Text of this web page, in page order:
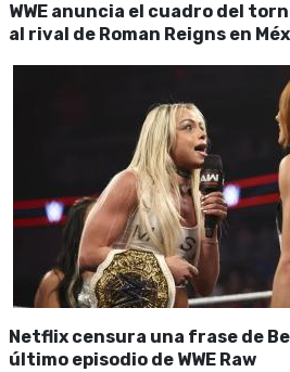
WWE anuncia el cuadro del
al rival de Roman Reigns en
Netflix censura una frase de
último episodio de WWE Raw